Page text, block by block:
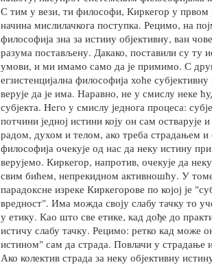
С тим у вези, ти философи, Киркегор у првом
начина мислилачкога поступка. Рецимо, на
философија зна за истииу објективну, ван
разума постављену. Дакако, поставили су ту
умови, и ми имамо само да је примимо. С
егзистенцијална философија хоће
верује да је има. Наравно, не у смислу неке
субјекта. Heгo y смислу једнога процеса:
потчини једној истини коју он сам
радом, духом и телом, ако треба страдањем
философија очекује од нас да неку истину
верујемо. Киркегор, напротив, очекује да
свим бићем, непрекидном активношћу. У
парадоксне изреке Киркегорове по којој је
вредност". Има можда своју слабу тачку то
у етику. Као штo све етике, кад дође до
истичу слабу тачку. Рецимо: ретко кад може
истином" сам да страда. Повлачи у страдање
Ако колектив страда за неку објективну